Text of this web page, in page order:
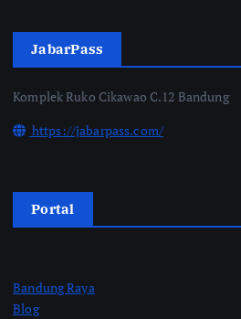
JabarPass
Komplek Ruko Cikawao C.12 Bandung
https://jabarpass.com/
Portal
Bandung Raya
Blog